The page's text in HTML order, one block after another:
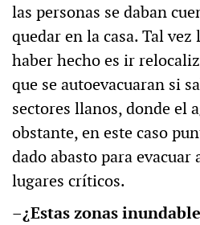
las personas se daban
quedar en la casa. Tal
haber hecho es ir
que se autoevacuaran si
sectores llanos, donde el
obstante, en este caso
dado abasto para evacuar
lugares críticos.
–¿Estas zonas